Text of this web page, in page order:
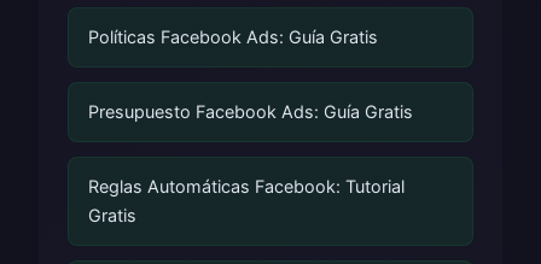
Políticas Facebook Ads: Guía Gratis
Presupuesto Facebook Ads: Guía Gratis
Reglas Automáticas Facebook: Tutorial
Gratis